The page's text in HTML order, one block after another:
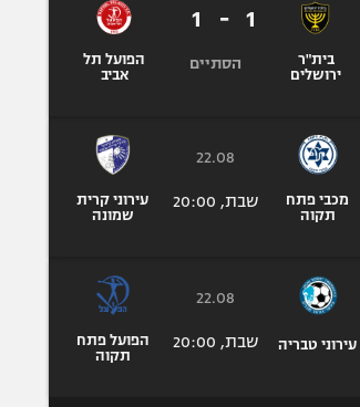
בית"ר
ירושלים
1
-
1
הסתיים
הפועל תל
אביב
מכבי פתח
תקוה
22.08
שבת, 20:00
עירוני קרית
שמונה
עירוני טבריה
22.08
שבת, 20:00
הפועל פתח
תקוה